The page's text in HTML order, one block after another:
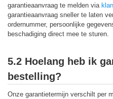
garantieaanvraag te melden via
garantieaanvraag sneller te laten
ordernummer, persoonlijke
beschadiging direct mee te sturen.
5.2 Hoelang heb ik
bestelling?
Onze garantietermijn verschilt per